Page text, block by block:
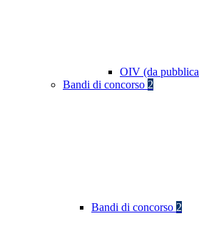
OIV (da
Bandi di concorso 2
Bandi di concorso 2